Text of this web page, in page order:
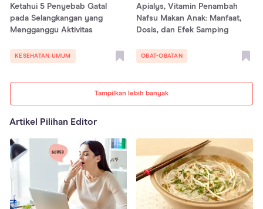
Tampilkan lebih banyak
Ketahui 5 Penyebab Gatal
pada Selangkangan yang
Mengganggu Aktivitas
KESEHATAN UMUM
Apialys, Vitamin Penambah
Nafsu Makan Anak: Manfaat,
Dosis, dan Efek Samping
OBAT-OBATAN
Artikel Pilihan Editor